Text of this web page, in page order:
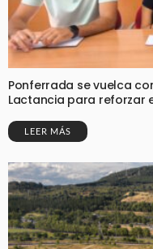
Ponferrada se vuelca
Lactancia para reforzar
LEER MÁS